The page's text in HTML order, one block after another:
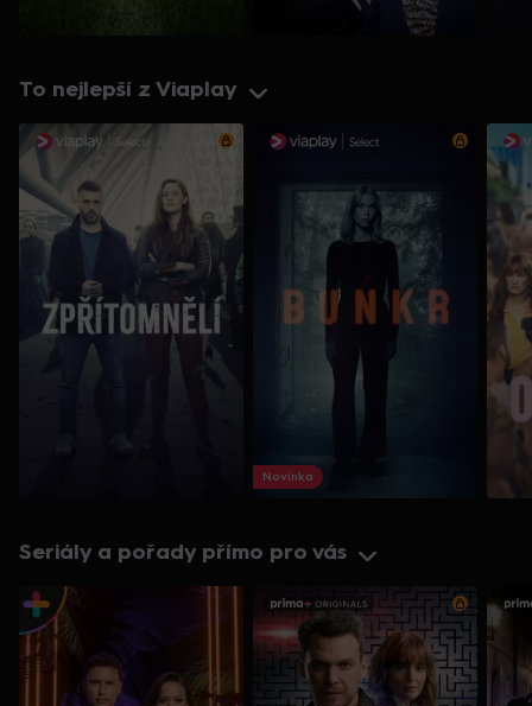
To nejlepší z Viaplay
Novinka
Seriály a pořady přímo pro vás